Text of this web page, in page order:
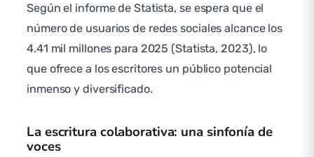
Según el informe de Statista, se espera que el
número de usuarios de redes sociales alcance los
4.41 mil millones para 2025 (Statista, 2023), lo
que ofrece a los escritores un público potencial
inmenso y diversificado.
La escritura colaborativa: una sinfonía de
voces